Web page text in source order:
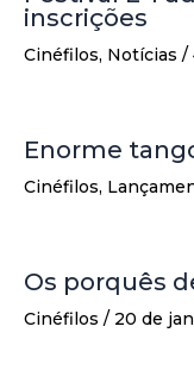
inscrições
Cinéfilos, Notícias /
Enorme
Cinéfilos,
Os porquês
Cinéfilos / 20 de